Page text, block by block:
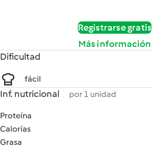
Registrarse gratis
Más información
Dificultad
fácil
Inf. nutricional por 1 unidad
Proteína
Calorías
Grasa